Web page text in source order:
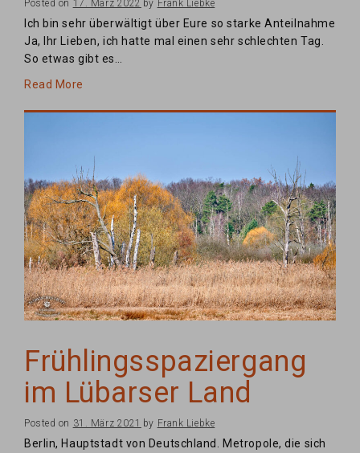
Posted on 17. März 2022 by Frank Liebke
Ich bin sehr überwältigt über Eure so starke Anteilnahme
Ja, Ihr Lieben, ich hatte mal einen sehr schlechten Tag.
So etwas gibt es…
Read More
Frühlingsspaziergang
im Lübarser Land
Posted on 31. März 2021 by Frank Liebke
Berlin, Hauptstadt von Deutschland. Metropole, die sich